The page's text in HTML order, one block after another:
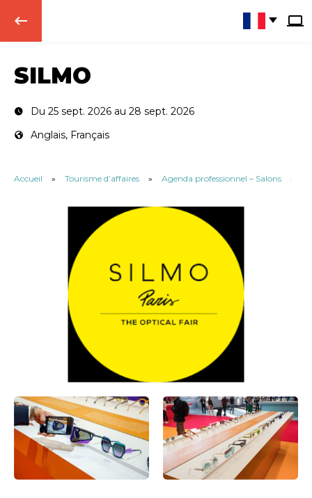
keyboard_backspace
SILMO
Du 25 sept. 2026 au 28 sept. 2026
Anglais, Français
Accueil » Tourisme d’affaires » Agenda professionnel – Salons »